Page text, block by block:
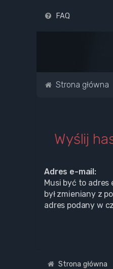
FAQ
Strona główna
Wyślij
Adres e-mail:
Musi być to
był zmieniany z
adres podany w
Strona główna